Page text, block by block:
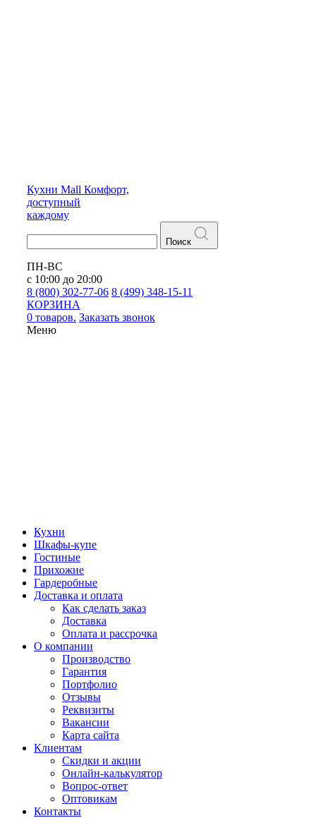
Кухни Mall Комфорт,
доступный
каждому
Поиск
ПН-ВС
с 10:00 до 20:00
8 (800) 302-77-06 8 (499) 348-15-11
КОРЗИНА
0 товаров. Заказать звонок
Меню
Кухни
Шкафы-купе
Гостиные
Прихожие
Гардеробные
Доставка и оплата
Как сделать заказ
Доставка
Оплата и рассрочка
О компании
Производство
Гарантия
Портфолио
Отзывы
Реквизиты
Вакансии
Карта сайта
Клиентам
Скидки и акции
Онлайн-калькулятор
Вопрос-ответ
Оптовикам
Контакты